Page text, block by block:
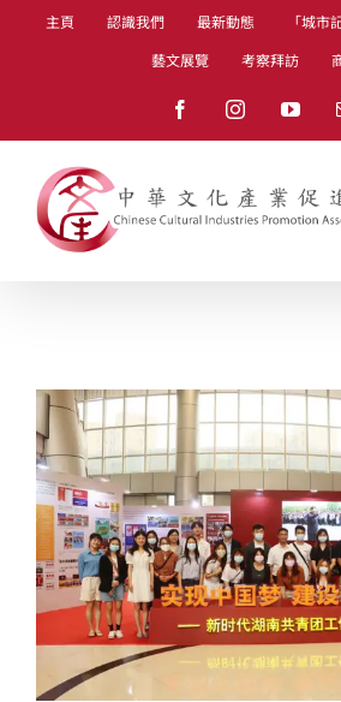
主頁 認識我們 最新動態 「城市
藝文展覽
考察拜訪
FacebookInstagram